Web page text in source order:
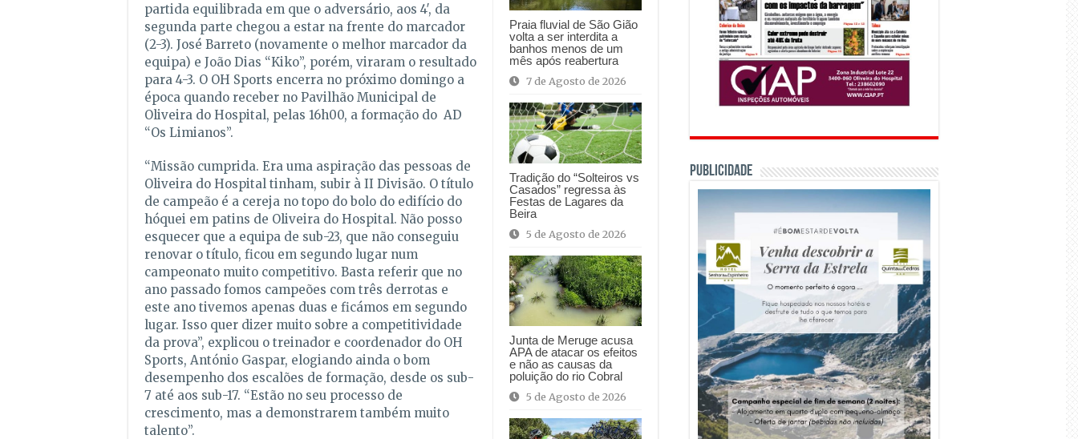
Praia fluvial de São Gião
volta a ser interdita a
banhos menos de um
mês após reabertura
7 de Agosto de 2026
Tradição do “Solteiros vs
Casados” regressa às
Festas de Lagares da
Beira
5 de Agosto de 2026
Junta de Meruge acusa
APA de atacar os efeitos
e não as causas da
poluição do rio Cobral
5 de Agosto de 2026
partida equilibrada em que o adversário, aos 4′, da
segunda parte chegou a estar na frente do marcador
(2-3). José Barreto (novamente o melhor marcador da
equipa) e João Dias “Kiko”, porém, viraram o resultado
para 4-3. O OH Sports encerra no próximo domingo a
época quando receber no Pavilhão Municipal de
Oliveira do Hospital, pelas 16h00, a formação do AD
“Os Limianos”.
“Missão cumprida. Era uma aspiração das pessoas de
Oliveira do Hospital tinham, subir à II Divisão. O título
de campeão é a cereja no topo do bolo do edifício do
hóquei em patins de Oliveira do Hospital. Não posso
esquecer que a equipa de sub-23, que não conseguiu
renovar o título, ficou em segundo lugar num
campeonato muito competitivo. Basta referir que no
ano passado fomos campeões com três derrotas e
este ano tivemos apenas duas e ficámos em segundo
lugar. Isso quer dizer muito sobre a competitividade
da prova”, explicou o treinador e coordenador do OH
Sports, António Gaspar, elogiando ainda o bom
desempenho dos escalões de formação, desde os sub-
7 até aos sub-17. “Estão no seu processo de
crescimento, mas a demonstrarem também muito
talento”.
PUBLICIDADE